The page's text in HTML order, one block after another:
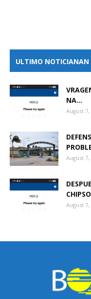
ULTIMO NOTICIANAN
NA...
August 7,
August 7,
August 7,